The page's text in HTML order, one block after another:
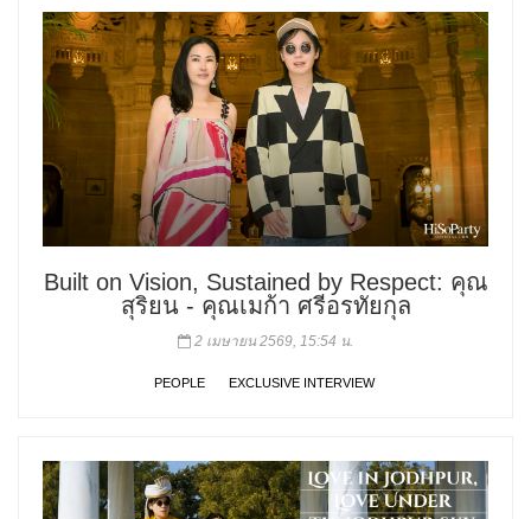
Built on Vision, Sustained by Respect: คุณ
สุริยน - คุณเมก้า ศรีอรทัยกุล
2 เมษายน 2569, 15:54 น.
PEOPLE EXCLUSIVE INTERVIEW